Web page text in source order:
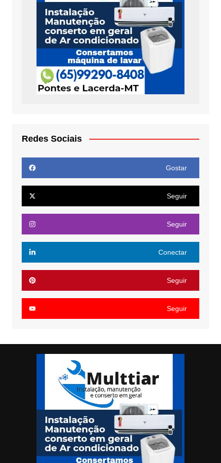
Redes Sociais
Gostar
Seguir
Seguir
Conectar
Seguir
Seguir